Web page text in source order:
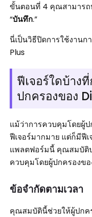
ขั้นตอนที่ 4 คุณสามารถ
“บันทึก.”
นี่เป็นวิธีปิดการใช้งาน
Plus
ฟีเจอร์ใดบ้าง
ปกครองของ
แม้ว่าการควบคุมโดยผู้ป
ฟีเจอร์มากมาย แต่ก็มีฟี
แพลตฟอร์มนี้ คุณสมบัติบ
ควบคุมโดยผู้ปกครองขอ
ข้อจำกัดตามเวลา
คุณสมบัตินี้ช่วยให้ผู้ปกค